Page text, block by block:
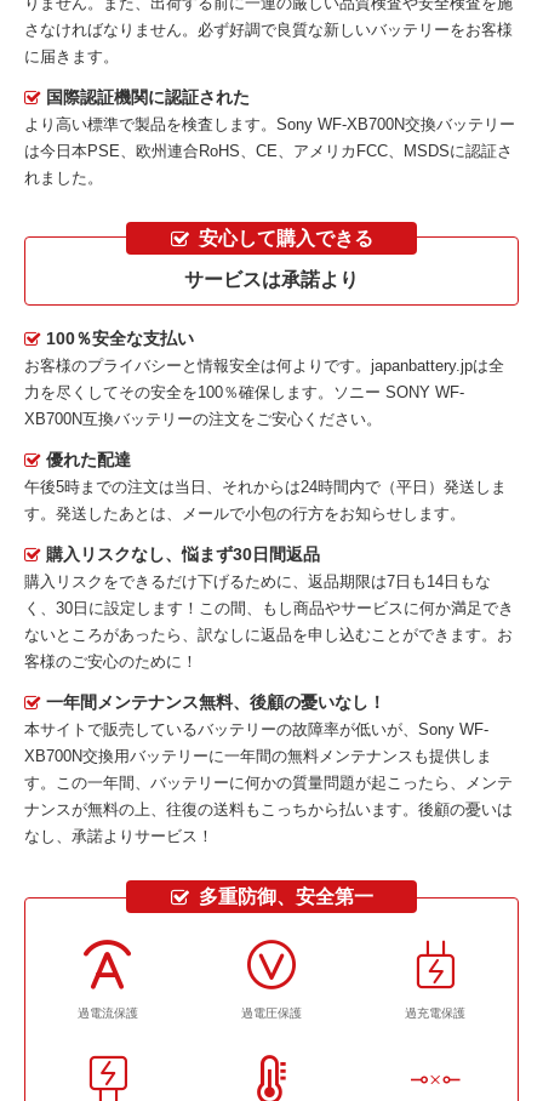
さなければなりません。必ず好調で良質な新しいバッテリーをお客様
に届きます。
国際認証機関に認証された
より高い標準で製品を検査します。Sony WF-XB700N交換バッテリー
は今日本PSE、欧州連合RoHS、CE、アメリカFCC、MSDSに認証さ
れました。
安心して購入できる
サービスは承諾より
100％安全な支払い
お客様のプライバシーと情報安全は何よりです。japanbattery.jpは全
力を尽くしてその安全を100％確保します。
ソニー SONY WF-
XB700N互換バッテリーの注文をご安心ください。
優れた配達
午後5時までの注文は当日、それからは24時間内で（平日）発送しま
す。発送したあとは、メールで小包の行方をお知らせします。
購入リスクなし、悩まず30日間返品
購入リスクをできるだけ下げるために、返品期限は7日も14日もな
く、30日に設定します！この間、もし商品やサービスに何か満足でき
ないところがあったら、訳なしに返品を申し込むことができます。お
客様のご安心のために！
一年間メンテナンス無料、後顧の憂いなし！
本サイトで販売しているバッテリーの故障率が低いが、 Sony WF-
XB700N交換用バッテリーに一年間の無料メンテナンスも提供しま
す。この一年間、バッテリーに何かの質量問題が起こったら、メンテ
ナンスが無料の上、往復の送料もこっちから払います。後顧の憂いは
なし、承諾よりサービス！
多重防御、安全第一
過電流保護 過電圧保護 過充電保護